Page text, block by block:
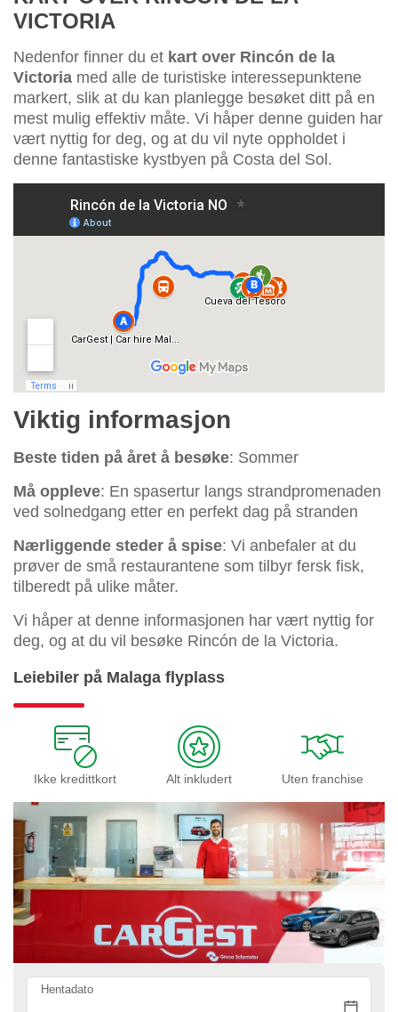
VICTORIA
Nedenfor finner du et kart over Rincón de la
Victoria med alle de turistiske interessepunktene
markert, slik at du kan planlegge besøket ditt på en
mest mulig effektiv måte. Vi håper denne guiden har
vært nyttig for deg, og at du vil nyte oppholdet i
denne fantastiske kystbyen på Costa del Sol.
Viktig informasjon
Beste tiden på året å besøke: Sommer
Må oppleve: En spasertur langs strandpromenaden
ved solnedgang etter en perfekt dag på stranden
Nærliggende steder å spise: Vi anbefaler at du
prøver de små restaurantene som tilbyr fersk fisk,
tilberedt på ulike måter.
Vi håper at denne informasjonen har vært nyttig for
deg, og at du vil besøke Rincón de la Victoria.
Leiebiler på Malaga flyplass
Ikke kredittkort Alt inkludert Uten franchise
Hentadato